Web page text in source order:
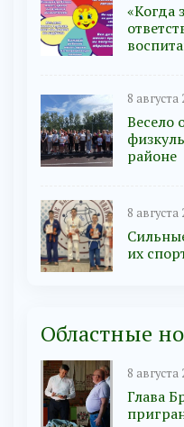
«Когда
8 августа
Весело
районе
8 августа
их
Областные
8 августа
Глава